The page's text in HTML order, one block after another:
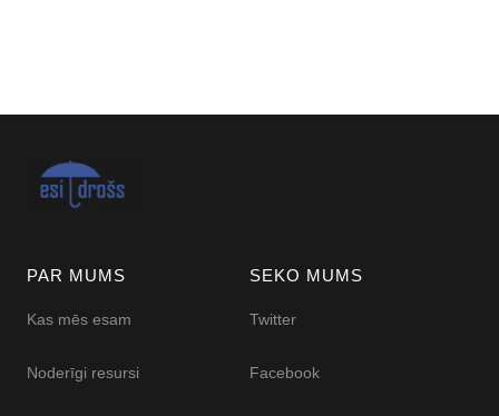
PAR MUMS
Kas mēs esam
Noderīgi resursi
SEKO MUMS
Twitter
Facebook